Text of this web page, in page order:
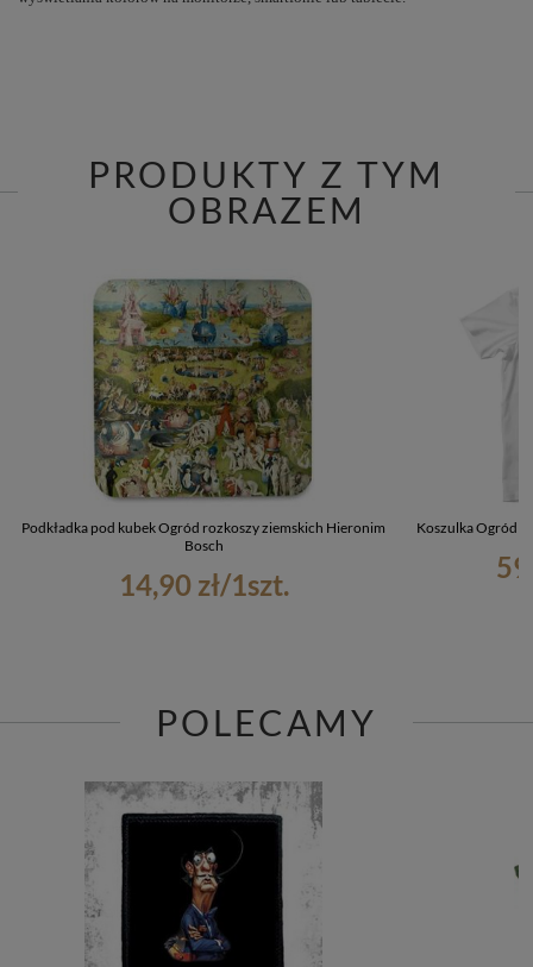
PRODUKTY Z TYM
OBRAZEM
Podkładka pod kubek Ogród rozkoszy ziemskich Hieronim
Bosch
14,90 zł/1szt.
Koszulka Ogród
POLECAMY